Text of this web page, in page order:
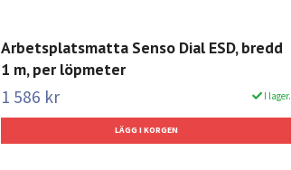
Arbetsplatsmatta Senso Dial ESD, bredd
1 m, per löpmeter
1 586 kr I lager.